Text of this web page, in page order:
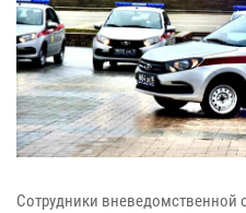
Сотрудники вневедомственной